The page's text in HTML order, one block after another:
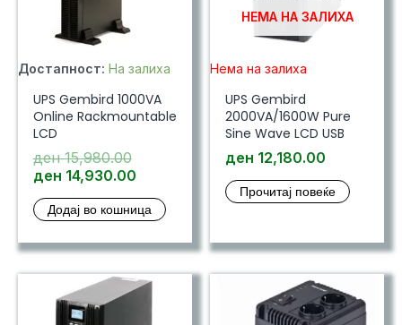
Достапност: На залиха
UPS Gembird 1000VA
Online Rackmountable
LCD
ден15,980.00Original
price
ден 15,980.00.
ден 14,930.00Current
is:
Додај во кошница
НЕМА НА ЗАЛИХА
Нема на залиха
UPS Gembird
2000VA/1600W Pure
Sine Wave LCD USB
ден 12,180.00
Прочитај повеќе